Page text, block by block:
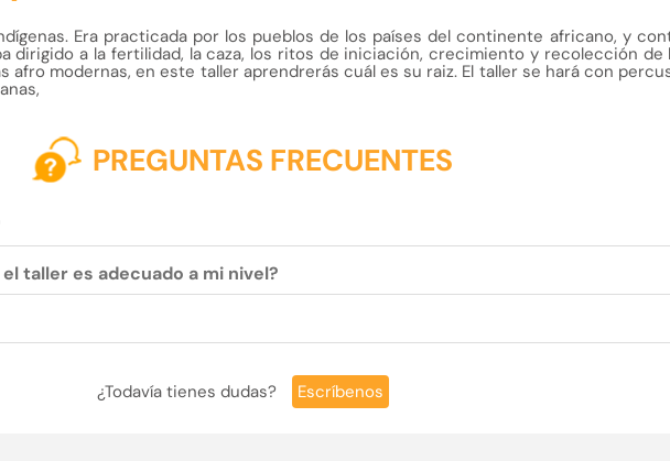
Era practicada por los pueblos de los países del continente africano, y
dirigido a la fertilidad, la caza, los ritos de iniciación, crecimiento y recolección de
afro modernas, en este taller aprendrerás cuál es su raiz. El taller se hará con
PREGUNTAS FRECUENTES
taller es adecuado a mi nivel?
¿Todavía tienes dudas? Escríbenos